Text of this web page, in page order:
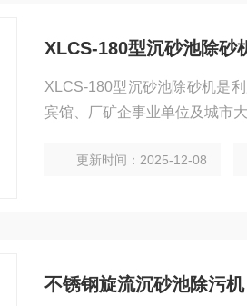
XLCS-180型沉砂池除砂
XLCS-180型沉砂池除砂机是
宾馆、厂矿企事业单位及城市
更新时间：2025-12-08
不锈钢旋流沉砂池除污机